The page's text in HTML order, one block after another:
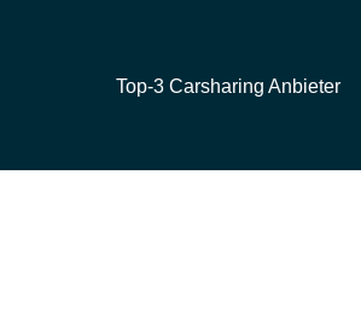
Top-3 Carsharing Anbieter